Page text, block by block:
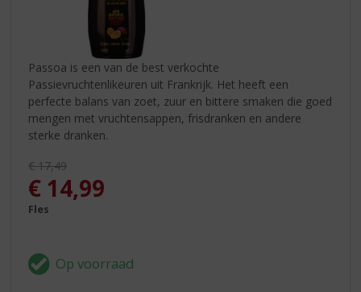
Passoa is een van de best verkochte
Passievruchtenlikeuren uit Frankrijk. Het heeft een
perfecte balans van zoet, zuur en bittere smaken die goed
mengen met vruchtensappen, frisdranken en andere
sterke dranken.
Originele prijs was:
€17,49
, Huidige prijs is:
€ 14,99
Fles